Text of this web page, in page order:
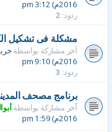
2016م) 3:12 pm
ردود: 2
مشكلة فى تشكيل
آخر مشاركة بواسطة
2016م) 9:10 pm
ردود: 3
برنامج مصحف
آخر مشاركة بواسطة
2016م) 1:59 pm